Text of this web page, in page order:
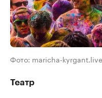
Фото: maricha-
Театр